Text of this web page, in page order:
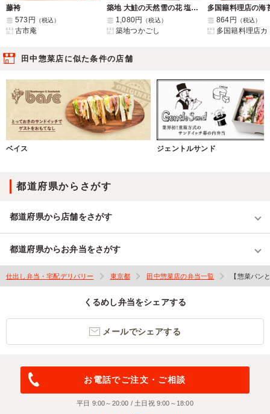
藤袴
573円
（税込）
古市庵
築地 大鮭の天然雪の花 塩焼き弁当
1,080円
（税込）
築地つかごし
864円 （税込）
多国籍料理店カ
田中惣菜店に似た条件の店舗
ベイス ジェントルサンド
都道府県からさがす
都道府県から店舗をさがす
都道府県からお弁当をさがす
仕出し弁当・宅配デリバリー 東京都 田中惣菜店の弁当一覧 【惣菜パン
くるめし弁当をシェアする
メールでシェアする
お電話でご注文・ご相談
平日 9:00～20:00 / 土日祝 9:00～18:00